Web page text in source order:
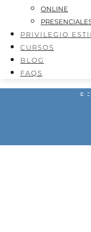
ONLINE
PRIVILEGIO
CURSOS
BLOG
FAQS
©